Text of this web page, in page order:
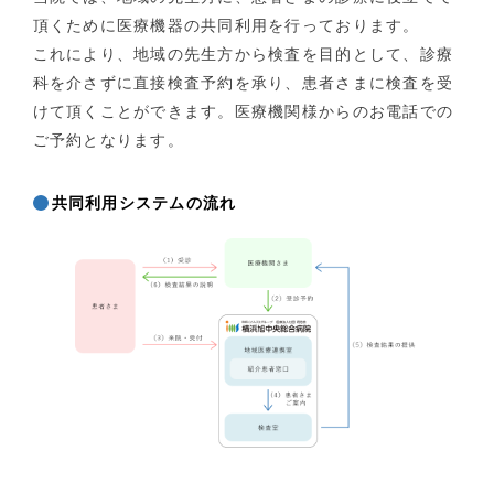
頂くために医療機器の共同利用を行っております。
これにより、地域の先生方から検査を目的として、診療
科を介さずに直接検査予約を承り、患者さまに検査を受
けて頂くことができます。医療機関様からのお電話での
ご予約となります。
共同利用システムの流れ